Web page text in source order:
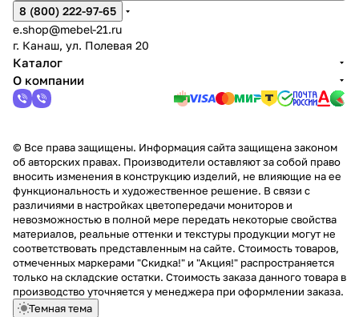
8 (800) 222-97-65
e.shop@mebel-21.ru
г. Канаш, ул. Полевая 20
Каталог
О компании
© Все права защищены. Информация сайта защищена законом
об авторских правах. Производители оставляют за собой право
вносить изменения в конструкцию изделий, не влияющие на ее
функциональность и художественное решение. В связи с
различиями в настройках цветопередачи мониторов и
невозможностью в полной мере передать некоторые свойства
материалов, реальные оттенки и текстуры продукции могут не
соответствовать представленным на сайте. Стоимость товаров,
отмеченных маркерами "Скидка!" и "Акция!" распространяется
только на складские остатки. Стоимость заказа данного товара в
производство уточняется у менеджера при оформлении заказа.
Темная тема